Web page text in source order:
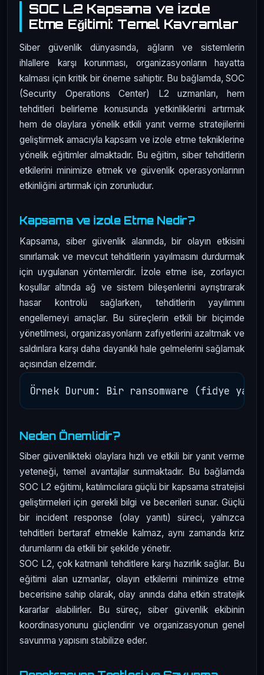
SOC L2 Kapsama ve İzole
Etme Eğitimi: Temel Kavramlar
Siber güvenlik dünyasında, ağların ve sistemlerin
ihlallere karşı korunması, organizasyonların hayatta
kalması için kritik bir öneme sahiptir. Bu bağlamda, SOC
(Security Operations Center) L2 uzmanları, hem
tehditleri belirleme konusunda yetkinliklerini artırmak
hem de olaylara yönelik etkili yanıt verme stratejilerini
geliştirmek amacıyla kapsam ve izole etme tekniklerine
yönelik eğitimler almaktadır. Bu eğitim, siber tehditlerin
etkilerini minimize etmek ve güvenlik operasyonlarının
etkinliğini artırmak için zorunludur.
Kapsama ve İzole Etme Nedir?
Kapsama, siber güvenlik alanında, bir olayın etkisini
sınırlamak ve mevcut tehditlerin yayılmasını durdurmak
için uygulanan yöntemlerdir. İzole etme ise, zorlayıcı
koşullar altında ağ ve sistem bileşenlerini ayrıştırarak
hasar kontrolü sağlarken, tehditlerin yayılımını
engellemeyi amaçlar. Bu süreçlerin etkili bir biçimde
yönetilmesi, organizasyonların zafiyetlerini azaltmak ve
saldırılara karşı daha dayanıklı hale gelmelerini sağlamak
açısından elzemdir.
Neden Önemlidir?
Siber güvenlikteki olaylara hızlı ve etkili bir yanıt verme
yeteneği, temel avantajlar sunmaktadır. Bu bağlamda
SOC L2 eğitimi, katılımcılara güçlü bir kapsama stratejisi
geliştirmeleri için gerekli bilgi ve becerileri sunar. Güçlü
bir incident response (olay yanıtı) süreci, yalnızca
tehditleri bertaraf etmekle kalmaz, aynı zamanda kriz
durumlarını da etkili bir şekilde yönetir.
SOC L2, çok katmanlı tehditlere karşı hazırlık sağlar. Bu
eğitimi alan uzmanlar, olayın etkilerini minimize etme
becerisine sahip olarak, olay anında daha etkin stratejik
kararlar alabilirler. Bu süreç, siber güvenlik ekibinin
koordinasyonunu güçlendirir ve organizasyonun genel
savunma yapısını stabilize eder.